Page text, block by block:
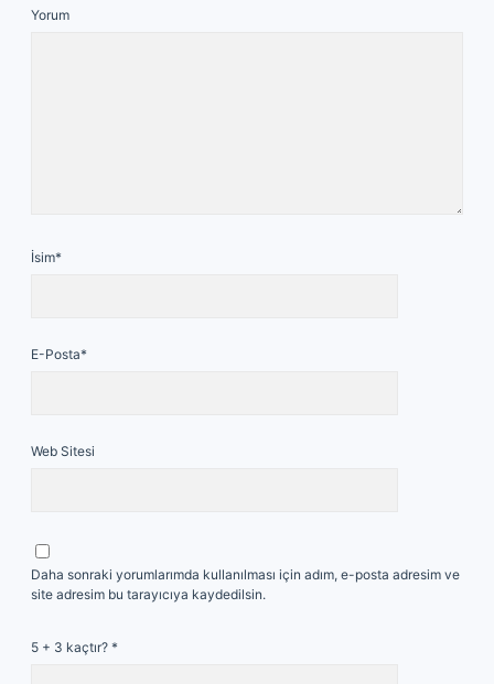
Yorum
İsim*
E-Posta*
Web Sitesi
Daha sonraki yorumlarımda kullanılması için adım, e-posta adresim ve
site adresim bu tarayıcıya kaydedilsin.
5 + 3 kaçtır? *